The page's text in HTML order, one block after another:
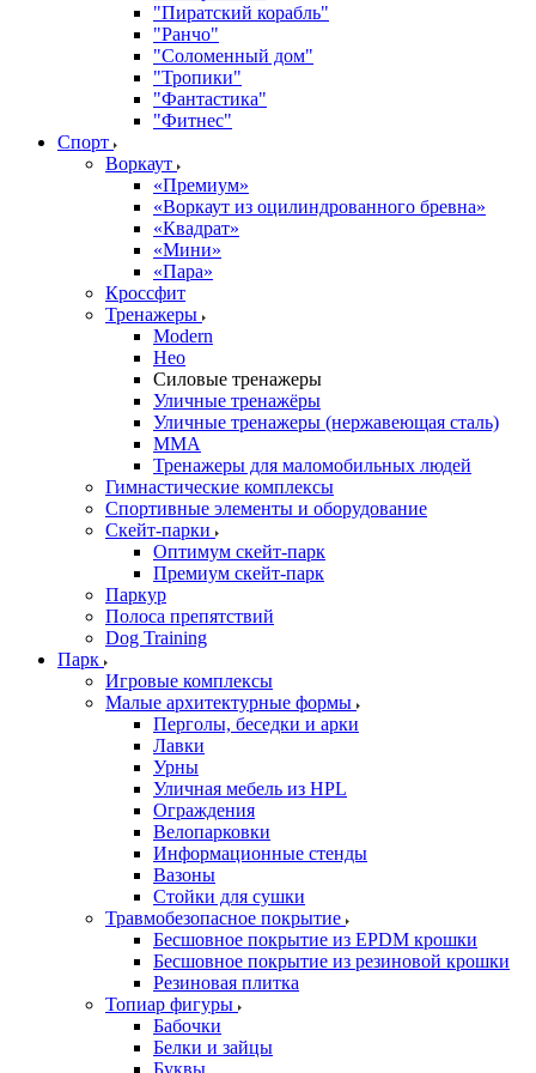
"Пиратский корабль"
"Ранчо"
"Соломенный дом"
"Тропики"
"Фантастика"
"Фитнес"
Спорт
Воркаут
«Премиум»
«Воркаут из оцилиндрованного бревна»
«Квадрат»
«Мини»
«Пара»
Кроссфит
Тренажеры
Modern
Нео
Силовые тренажеры
Уличные тренажёры
Уличные тренажеры (нержавеющая сталь)
ММА
Тренажеры для маломобильных людей
Гимнастические комплексы
Спортивные элементы и оборудование
Скейт-парки
Оптимум скейт-парк
Премиум скейт-парк
Паркур
Полоса препятствий
Dog Training
Парк
Игровые комплексы
Малые архитектурные формы
Перголы, беседки и арки
Лавки
Урны
Уличная мебель из HPL
Ограждения
Велопарковки
Информационные стенды
Вазоны
Стойки для сушки
Травмобезопасное покрытие
Бесшовное покрытие из EPDM крошки
Бесшовное покрытие из резиновой крошки
Резиновая плитка
Топиар фигуры
Бабочки
Белки и зайцы
Буквы